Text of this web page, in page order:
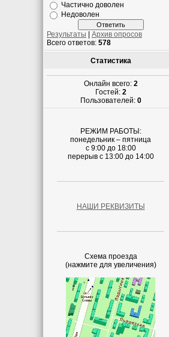
Частично доволен
Недоволен
Результаты
Архив опросов
Всего ответов: 578
Статистика
Онлайн всего: 2
Гостей: 2
Пользователей: 0
РЕЖИМ РАБОТЫ:
понедельник – пятница
с 9:00 до 18:00
перерыв с 13:00 до 14:00
НАШИ РЕКВИЗИТЫ
Схема проезда
(нажмите для увеличения)